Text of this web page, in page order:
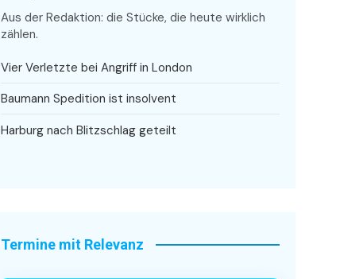
Aus der Redaktion: die Stücke, die heute wirklich
zählen.
Vier Verletzte bei Angriff in London
Baumann Spedition ist insolvent
Harburg nach Blitzschlag geteilt
Termine mit Relevanz